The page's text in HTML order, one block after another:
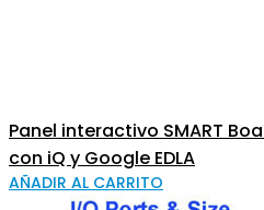
Panel interactivo SMART
con iQ y Google EDLA
AÑADIR AL CARRITO